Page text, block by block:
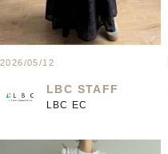
2026/05/12
LBC STAFF
LBC EC